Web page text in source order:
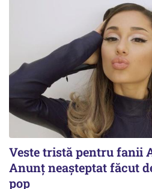
Veste tristă pentru fanii
Anunț neașteptat făcut
pop